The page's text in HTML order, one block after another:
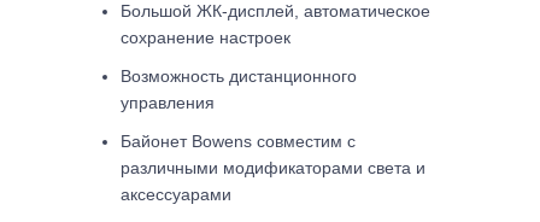
Большой ЖК-дисплей, автоматическое
сохранение настроек
Возможность дистанционного
управления
Байонет Bowens совместим с
различными модификаторами света и
аксессуарами